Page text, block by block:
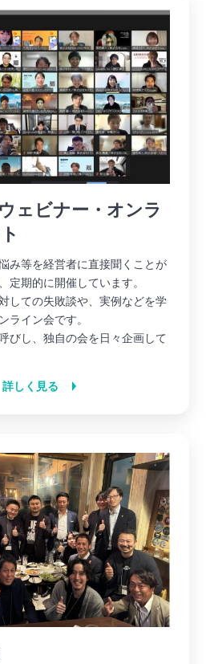
ェビナー・オンラ
み等を経営者に直接聞くことが
定期的に開催しています。
しての失敗談や、実例などを学
ライン会です。
びし、独自の会を日々企画して
詳しく見る